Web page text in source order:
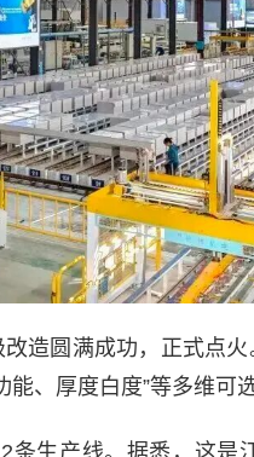
造圆满成功 ，正式点
、厚度白度”等多维可